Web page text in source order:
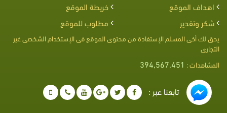
اهداف الموقع
خريطة الموقع
شكر وتقدير
مطلوب للموقع
يحق لك أخى المسلم الإستفادة من محتوى الموقع فى الإستخدام الشخصى غير
التجارى
المشاهدات : 394,567,451
تابعنا عبر :